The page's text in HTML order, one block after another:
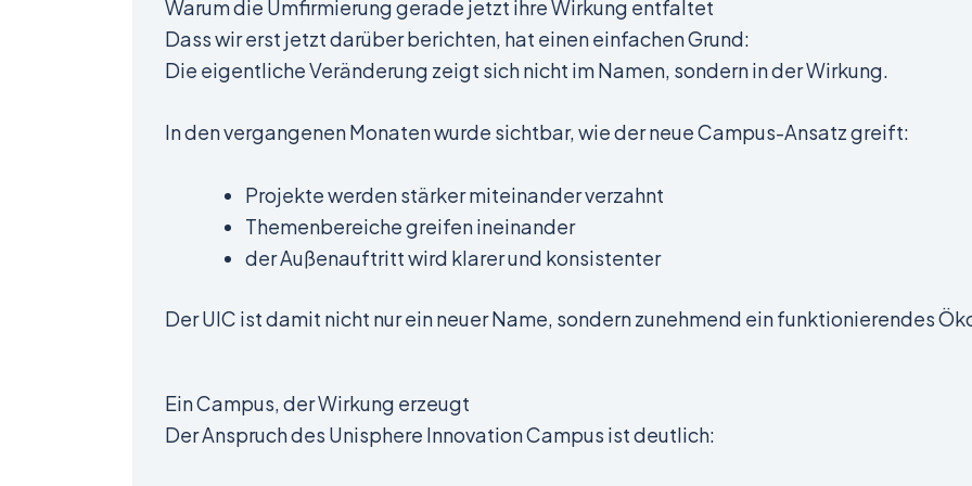
Warum die Umfirmierung gerade jetzt ihre Wirkung entfaltet
Dass wir erst jetzt darüber berichten, hat einen einfachen Grund:
Die eigentliche Veränderung zeigt sich nicht im Namen, sondern in der Wirkung.
In den vergangenen Monaten wurde sichtbar, wie der neue Campus-Ansatz greift:
Projekte werden stärker miteinander verzahnt
Themenbereiche greifen ineinander
der Außenauftritt wird klarer und konsistenter
Der UIC ist damit nicht nur ein neuer Name, sondern zunehmend ein funktionierendes
Ein Campus, der Wirkung erzeugt
Der Anspruch des Unisphere Innovation Campus ist deutlich: